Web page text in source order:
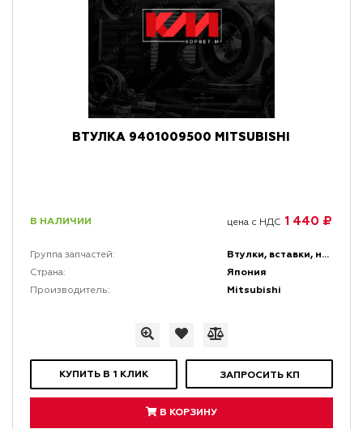
ВТУЛКА 9401009500 MITSUBISHI
В НАЛИЧИИ цена с НДС 1 440 ₽
Группа запчастей: Втулки, вставки, накладки и заглушки
Страна: Япония
Производитель: Mitsubishi
КУПИТЬ В 1 КЛИК ЗАПРОСИТЬ КП
В КОРЗИНУ